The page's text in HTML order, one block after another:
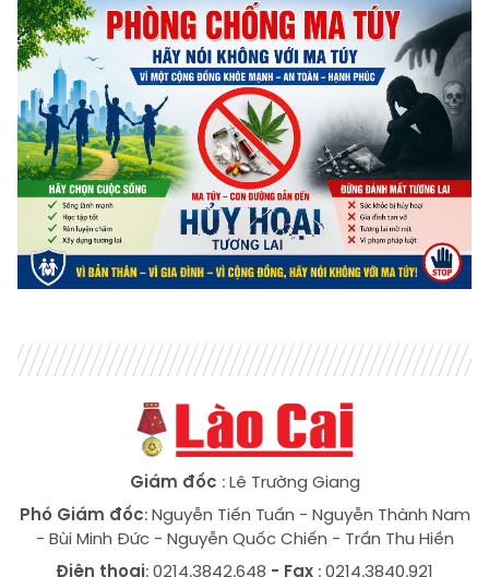
Giám đốc : Lê Trường Giang
Phó Giám đốc:Nguyễn Tiến Tuấn - Nguyễn Thành Nam
- Bùi Minh Đức- Nguyễn Quốc Chiến - Trần Thu Hiền
Điện thoại: 0214.3842.648 - Fax : 0214.3840.921